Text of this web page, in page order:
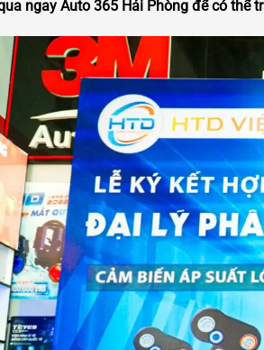
ngay Auto 365 Hải Phòng để có thể